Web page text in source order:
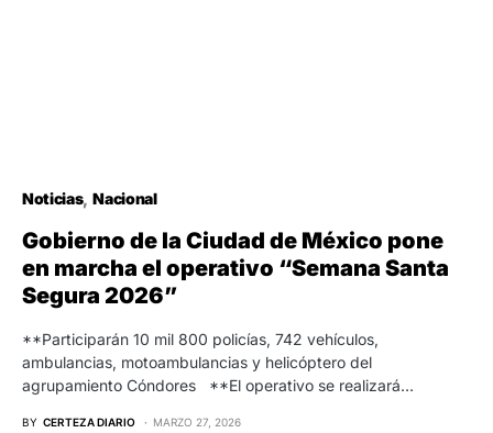
Noticias Nacional
Gobierno de la Ciudad de México pone
en marcha el operativo “Semana Santa
Segura 2026”
**Participarán 10 mil 800 policías, 742 vehículos,
ambulancias, motoambulancias y helicóptero del
agrupamiento Cóndores **El operativo se realizará…
BY CERTEZA DIARIO MARZO 27, 2026